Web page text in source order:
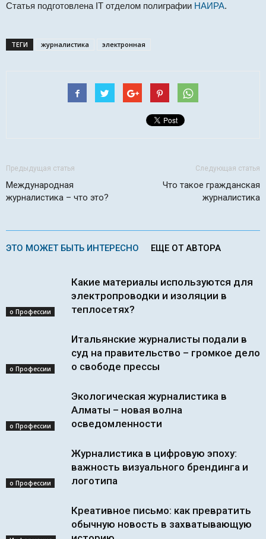
Статья подготовлена IT отделом полиграфии НАИРА.
ТЕГИ журналистика электронная
Предыдущая статья
Международная
журналистика – что это?
Следующая статья
Что такое гражданская
журналистика
ЭТО МОЖЕТ БЫТЬ ИНТЕРЕСНО ЕЩЕ ОТ АВТОРА
о Профессии
Какие материалы используются для
электропроводки и изоляции в
теплосетях?
о Профессии
Итальянские журналисты подали в
суд на правительство – громкое дело
о свободе прессы
о Профессии
Экологическая журналистика в
Алматы – новая волна
осведомленности
о Профессии
Журналистика в цифровую эпоху:
важность визуального брендинга и
логотипа
Креативное письмо: как превратить
обычную новость в захватывающую